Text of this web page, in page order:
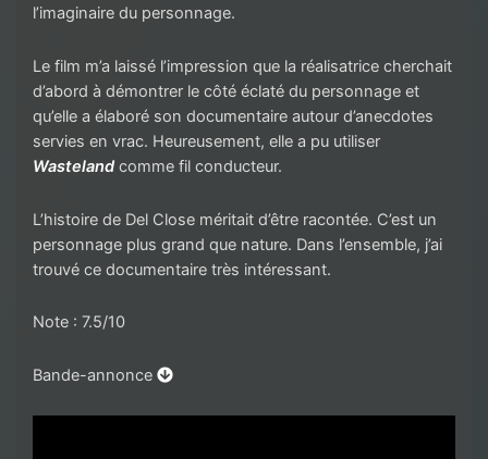
l’imaginaire du personnage.
Le film m’a laissé l’impression que la réalisatrice cherchait
d’abord à démontrer le côté éclaté du personnage et
qu’elle a élaboré son documentaire autour d’anecdotes
servies en vrac. Heureusement, elle a pu utiliser
Wasteland comme fil conducteur.
L’histoire de Del Close méritait d’être racontée. C’est un
personnage plus grand que nature. Dans l’ensemble, j’ai
trouvé ce documentaire très intéressant.
Note : 7.5/10
Bande-annonce